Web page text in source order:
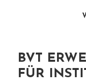
BVT
FÜR